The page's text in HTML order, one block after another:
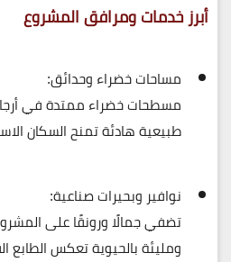
أبرز خدمات ومرافق المشروع
مساحات خضراء وحدائق:
مسطحات خضراء ممتدة في
طبيعية هادئة تمنح السكان
نوافير وبحيرات صناعية:
تضفي جمالًا ورونقًا على
ومليئة بالحيوية تعكسالطابع